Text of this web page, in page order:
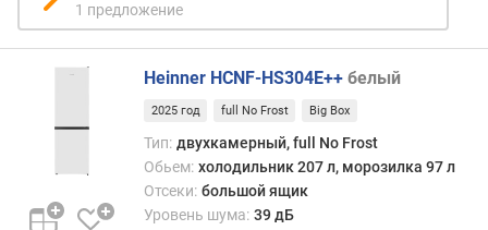
к
а
ы
л
1 предложение
Heinner HCNF-HS304E++ белый
2025 год full No Frost Big Box
Тип: двухкамерный, full No Frost
Обьем: холодильник 207 л, морозилка 97 л
Отсеки: большой ящик
Уровень шума: 39 дБ